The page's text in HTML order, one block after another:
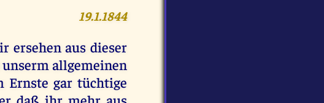
19.1.1844
ersehen aus dieser
unserm allgemeinen
Ernste gar tüchtige